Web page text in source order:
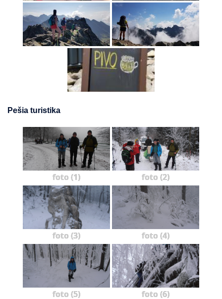
Pešia turistika
foto (1) foto (2)
foto (3) foto (4)
foto (5) foto (6)